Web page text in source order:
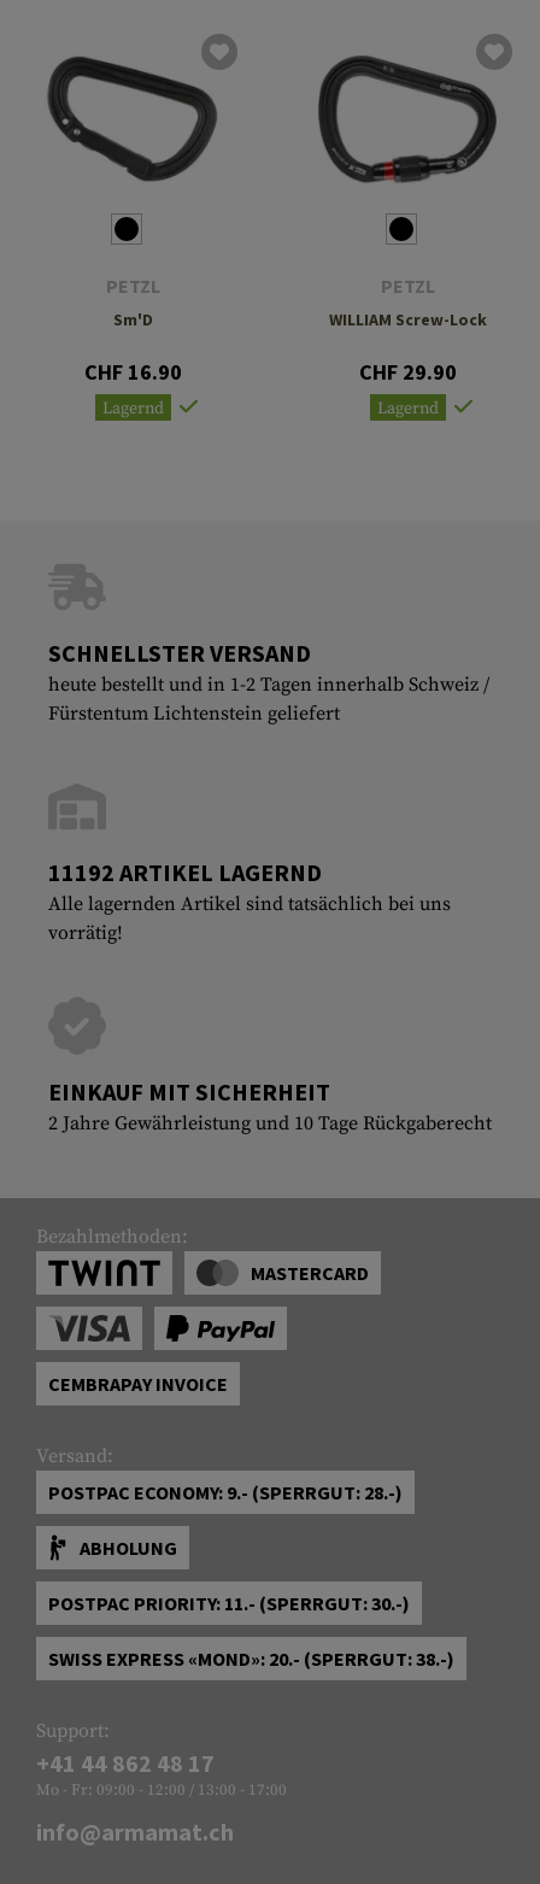
PETZL
Sm'D
CHF 16.90
Lagernd
PETZL
WILLIAM Screw-Lock
CHF 29.90
Lagernd
SCHNELLSTER VERSAND
heute bestellt und in 1-2 Tagen innerhalb Schweiz /
Fürstentum Lichtenstein geliefert
11192 ARTIKEL LAGERND
Alle lagernden Artikel sind tatsächlich bei uns
vorrätig!
EINKAUF MIT SICHERHEIT
2 Jahre Gewährleistung und 10 Tage Rückgaberecht
Bezahlmethoden:
MASTERCARD
CEMBRAPAY INVOICE
Versand:
POSTPAC ECONOMY: 9.- (SPERRGUT: 28.-)
ABHOLUNG
POSTPAC PRIORITY: 11.- (SPERRGUT: 30.-)
SWISS EXPRESS «MOND»: 20.- (SPERRGUT: 38.-)
Support:
+41 44 862 48 17
Mo - Fr: 09:00 - 12:00 / 13:00 - 17:00
info@armamat.ch